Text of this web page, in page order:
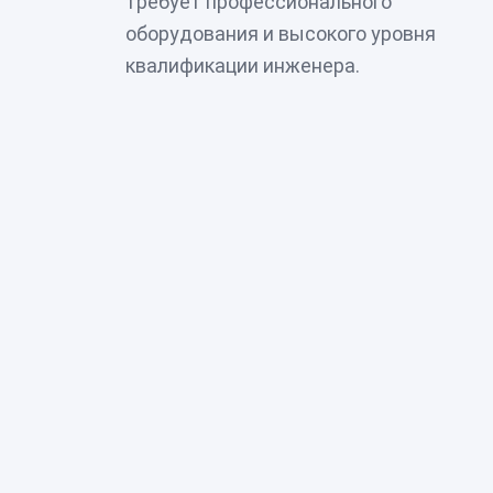
оборудования и высокого уровня
квалификации инженера.